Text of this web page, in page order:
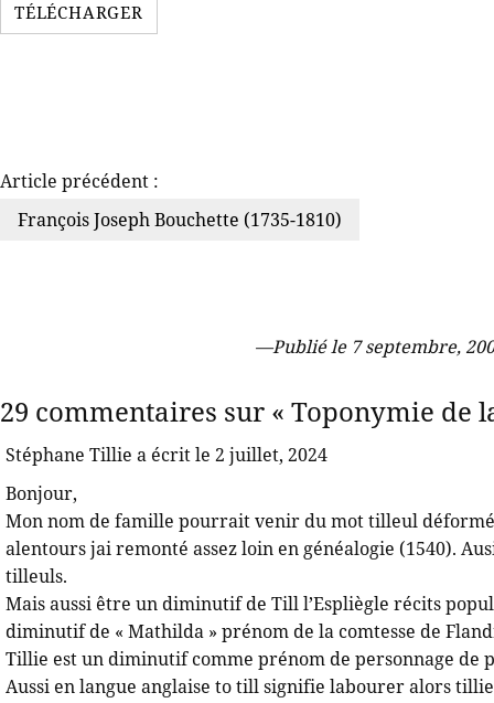
TÉLÉCHARGER
Article précédent :
François Joseph Bouchette (1735-1810)
—Publié le 7 septembre,
29 commentaires sur « Toponymie de
Stéphane Tillie a écrit le 2 juillet, 2024
Bonjour,
Mon nom de famille pourrait venir du mot tilleul
alentours jai remonté assez loin en généalogie (1540).
tilleuls.
Mais aussi être un diminutif de Till l’Espliègle récits
diminutif de « Mathilda » prénom de la comtesse de
Tillie est un diminutif comme prénom de personnage de
Aussi en langue anglaise to till signifie labourer alors